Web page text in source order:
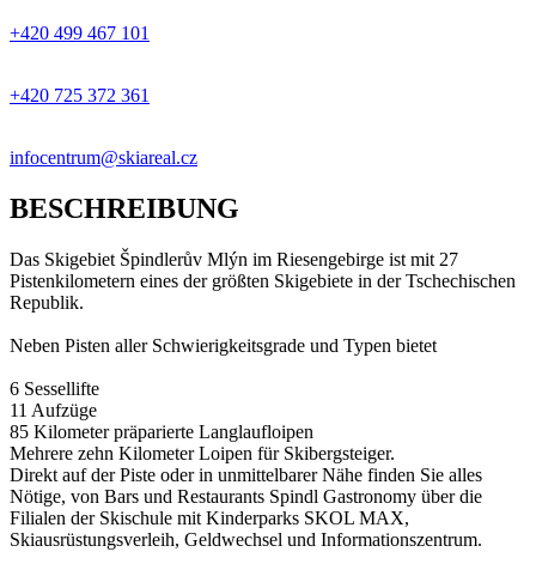
+420 499 467 101
+420 725 372 361
infocentrum@skiareal.cz
BESCHREIBUNG
Das Skigebiet Špindlerův Mlýn im Riesengebirge ist mit 27
Pistenkilometern eines der größten Skigebiete in der Tschechischen
Republik.
Neben Pisten aller Schwierigkeitsgrade und Typen bietet
6 Sessellifte
11 Aufzüge
85 Kilometer präparierte Langlaufloipen
Mehrere zehn Kilometer Loipen für Skibergsteiger.
Direkt auf der Piste oder in unmittelbarer Nähe finden Sie alles
Nötige, von Bars und Restaurants Spindl Gastronomy über die
Filialen der Skischule mit Kinderparks SKOL MAX,
Skiausrüstungsverleih, Geldwechsel und Informationszentrum.